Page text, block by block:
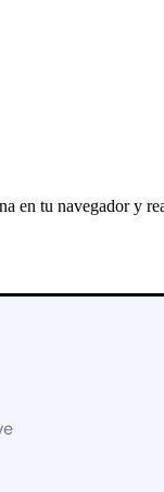
en tu navegador y